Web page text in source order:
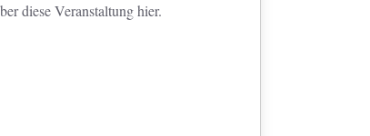
diese Veranstaltung hier.